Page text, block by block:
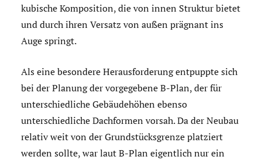
kubische Komposition, die von innen Struktur bietet
und durch ihren Versatz von außen prägnant ins
Auge springt.
Als eine besondere Herausforderung entpuppte sich
bei der Planung der vorgegebene B-Plan, der für
unterschiedliche Gebäudehöhen ebenso
unterschiedliche Dachformen vorsah. Da der Neubau
relativ weit von der Grundstücksgrenze platziert
werden sollte, war laut B-Plan eigentlich nur ein